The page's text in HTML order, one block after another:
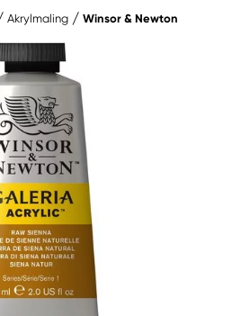
Akrylmaling Winsor & Newton